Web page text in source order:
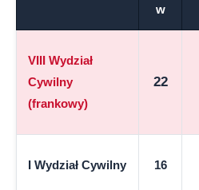
w
VIII Wydział
Cywilny
(frankowy)
22
I Wydział Cywilny 16